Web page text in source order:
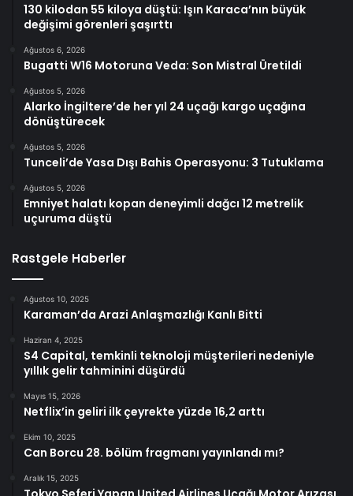
130 kilodan 55 kiloya düştü: Işın Karaca’nın büyük
değişimi görenleri şaşırttı
Ağustos 6, 2026
Bugatti W16 Motoruna Veda: Son Mistral Üretildi
Ağustos 5, 2026
Alarko İngiltere’de her yıl 24 uçağı kargo uçağına
dönüştürecek
Ağustos 5, 2026
Tunceli’de Yasa Dışı Bahis Operasyonu: 3 Tutuklama
Ağustos 5, 2026
Emniyet halatı kopan deneyimli dağcı 12 metrelik
uçuruma düştü
Rastgele Haberler
Ağustos 10, 2025
Karaman’da Arazi Anlaşmazlığı Kanlı Bitti
Haziran 4, 2025
S4 Capital, temkinli teknoloji müşterileri nedeniyle
yıllık gelir tahminini düşürdü
Mayıs 15, 2026
Netflix’in geliri ilk çeyrekte yüzde 16,2 arttı
Ekim 10, 2025
Can Borcu 28. bölüm fragmanı yayınlandı mı?
Aralık 15, 2025